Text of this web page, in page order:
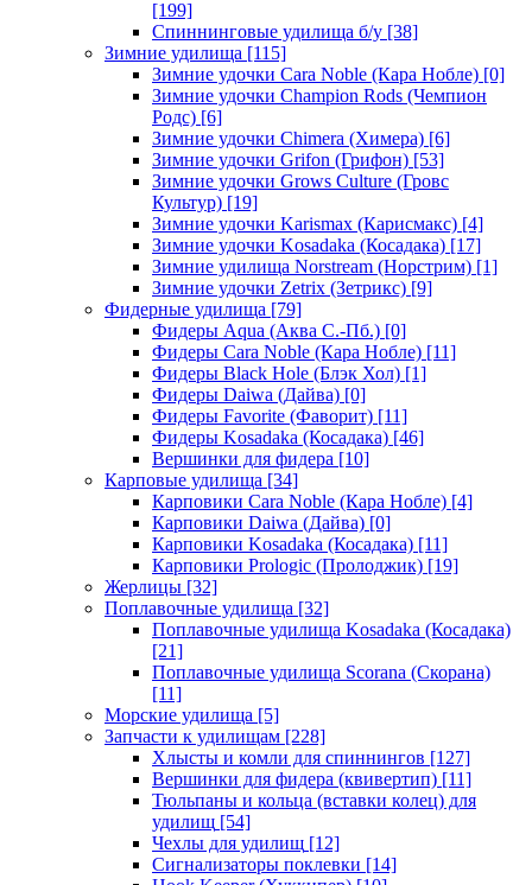
[199]
Спиннинговые удилища б/у [38]
Зимние удилища [115]
Зимние удочки Cara Noble (Кара Нобле) [0]
Зимние удочки Champion Rods (Чемпион
Родс) [6]
Зимние удочки Chimera (Химера) [6]
Зимние удочки Grifon (Грифон) [53]
Зимние удочки Grows Culture (Гровс
Культур) [19]
Зимние удочки Karismax (Карисмакс) [4]
Зимние удочки Kosadaka (Косадака) [17]
Зимние удилища Norstream (Норстрим) [1]
Зимние удочки Zetrix (Зетрикс) [9]
Фидерные удилища [79]
Фидеры Aqua (Аква С.-Пб.) [0]
Фидеры Cara Noble (Кара Нобле) [11]
Фидеры Black Hole (Блэк Хол) [1]
Фидеры Daiwa (Дайва) [0]
Фидеры Favorite (Фаворит) [11]
Фидеры Kosadaka (Косадака) [46]
Вершинки для фидера [10]
Карповые удилища [34]
Карповики Cara Noble (Кара Нобле) [4]
Карповики Daiwa (Дайва) [0]
Карповики Kosadaka (Косадака) [11]
Карповики Prologic (Пролоджик) [19]
Жерлицы [32]
Поплавочные удилища [32]
Поплавочные удилища Kosadaka (Косадака)
[21]
Поплавочные удилища Scorana (Скорана)
[11]
Морские удилища [5]
Запчасти к удилищам [228]
Хлысты и комли для спиннингов [127]
Вершинки для фидера (квивертип) [11]
Тюльпаны и кольца (вставки колец) для
удилищ [54]
Чехлы для удилищ [12]
Сигнализаторы поклевки [14]